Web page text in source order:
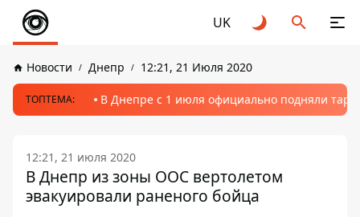
UK
Новости Днепр 12:21, 21 Июля 2020
ТОПТЕМА: В Днепре с 1 июля официально подняли
12:21, 21 июля 2020
В Днепр из зоны ООС вертолетом
эвакуировали раненого бойца